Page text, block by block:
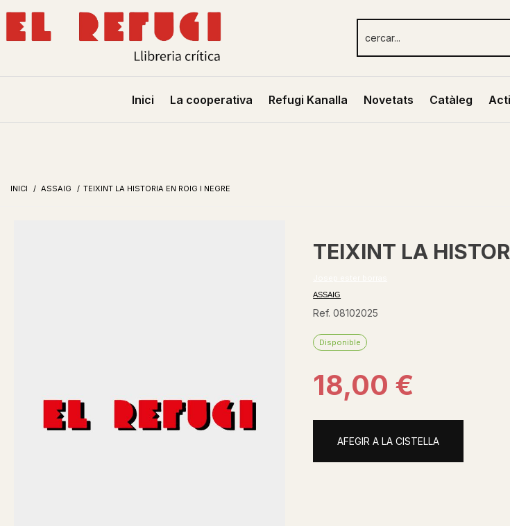
Inici La cooperativa Refugi Kanalla Novetats Catàleg
INICI / ASSAIG / TEIXINT LA HISTORIA EN ROIG I NEGRE
TEIXINT LA
ASSAIG
Ref. 08102025
Disponible
18,00 €
AFEGIR A LA CISTELLA